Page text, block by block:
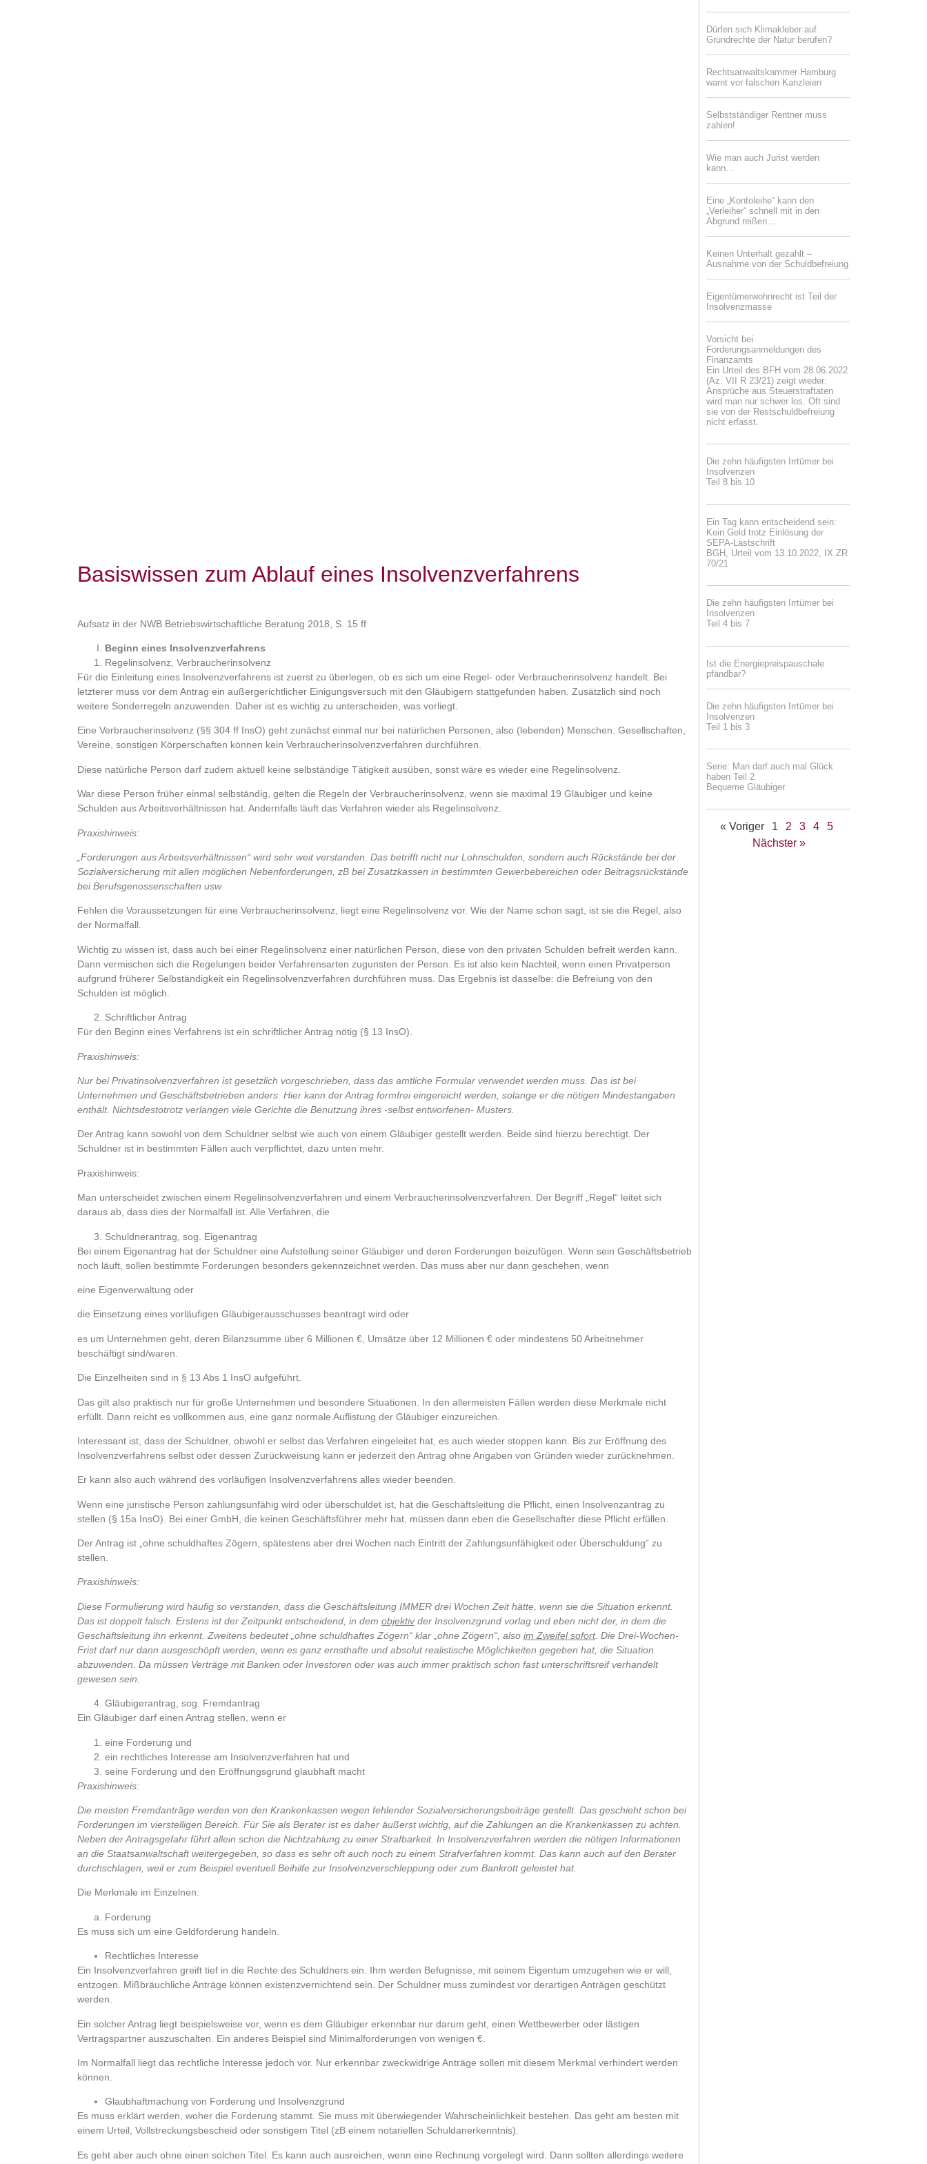
Basiswissen zum Ablauf eines Insolvenzverfahrens
Aufsatz in der NWB Betriebswirtschaftliche Beratung 2018, S. 15 ff
Beginn eines Insolvenzverfahrens
Regelinsolvenz, Verbraucherinsolvenz
Für die Einleitung eines Insolvenzverfahrens ist zuerst zu überlegen, ob es sich um eine Regel- oder Verbraucherinsolvenz handelt. Bei
letzterer muss vor dem Antrag ein außergerichtlicher Einigungsversuch mit den Gläubigern stattgefunden haben. Zusätzlich sind noch
weitere Sonderregeln anzuwenden. Daher ist es wichtig zu unterscheiden, was vorliegt.
Eine Verbraucherinsolvenz (§§ 304 ff InsO) geht zunächst einmal nur bei natürlichen Personen, also (lebenden) Menschen. Gesellschaften,
Vereine, sonstigen Körperschaften können kein Verbraucherinsolvenzverfahren durchführen.
Diese natürliche Person darf zudem aktuell keine selbständige Tätigkeit ausüben, sonst wäre es wieder eine Regelinsolvenz.
War diese Person früher einmal selbständig, gelten die Regeln der Verbraucherinsolvenz, wenn sie maximal 19 Gläubiger und keine
Schulden aus Arbeitsverhältnissen hat. Andernfalls läuft das Verfahren wieder als Regelinsolvenz.
Praxishinweis:
„Forderungen aus Arbeitsverhältnissen“ wird sehr weit verstanden. Das betrifft nicht nur Lohnschulden, sondern auch Rückstände bei der
Sozialversicherung mit allen möglichen Nebenforderungen, zB bei Zusatzkassen in bestimmten Gewerbebereichen oder Beitragsrückstände
bei Berufsgenossenschaften usw.
Fehlen die Voraussetzungen für eine Verbraucherinsolvenz, liegt eine Regelinsolvenz vor. Wie der Name schon sagt, ist sie die Regel, also
der Normalfall.
Wichtig zu wissen ist, dass auch bei einer Regelinsolvenz einer natürlichen Person, diese von den privaten Schulden befreit werden kann.
Dann vermischen sich die Regelungen beider Verfahrensarten zugunsten der Person. Es ist also kein Nachteil, wenn einen Privatperson
aufgrund früherer Selbständigkeit ein Regelinsolvenzverfahren durchführen muss. Das Ergebnis ist dasselbe: die Befreiung von den
Schulden ist möglich.
Schriftlicher Antrag
Für den Beginn eines Verfahrens ist ein schriftlicher Antrag nötig (§ 13 InsO).
Praxishinweis:
Nur bei Privatinsolvenzverfahren ist gesetzlich vorgeschrieben, dass das amtliche Formular verwendet werden muss. Das ist bei
Unternehmen und Geschäftsbetrieben anders. Hier kann der Antrag formfrei eingereicht werden, solange er die nötigen Mindestangaben
enthält. Nichtsdestotrotz verlangen viele Gerichte die Benutzung ihres -selbst entworfenen- Musters.
Der Antrag kann sowohl von dem Schuldner selbst wie auch von einem Gläubiger gestellt werden. Beide sind hierzu berechtigt. Der
Schuldner ist in bestimmten Fällen auch verpflichtet, dazu unten mehr.
Praxishinweis:
Man unterscheidet zwischen einem Regelinsolvenzverfahren und einem Verbraucherinsolvenzverfahren. Der Begriff „Regel“ leitet sich
daraus ab, dass dies der Normalfall ist. Alle Verfahren, die
Schuldnerantrag, sog. Eigenantrag
Bei einem Eigenantrag hat der Schuldner eine Aufstellung seiner Gläubiger und deren Forderungen beizufügen. Wenn sein Geschäftsbetrieb
noch läuft, sollen bestimmte Forderungen besonders gekennzeichnet werden. Das muss aber nur dann geschehen, wenn
eine Eigenverwaltung oder
die Einsetzung eines vorläufigen Gläubigerausschusses beantragt wird oder
es um Unternehmen geht, deren Bilanzsumme über 6 Millionen €, Umsätze über 12 Millionen € oder mindestens 50 Arbeitnehmer
beschäftigt sind/waren.
Die Einzelheiten sind in § 13 Abs 1 InsO aufgeführt.
Das gilt also praktisch nur für große Unternehmen und besondere Situationen. In den allermeisten Fällen werden diese Merkmale nicht
erfüllt. Dann reicht es vollkommen aus, eine ganz normale Auflistung der Gläubiger einzureichen.
Interessant ist, dass der Schuldner, obwohl er selbst das Verfahren eingeleitet hat, es auch wieder stoppen kann. Bis zur Eröffnung des
Insolvenzverfahrens selbst oder dessen Zurückweisung kann er jederzeit den Antrag ohne Angaben von Gründen wieder zurücknehmen.
Er kann also auch während des vorläufigen Insolvenzverfahrens alles wieder beenden.
Wenn eine juristische Person zahlungsunfähig wird oder überschuldet ist, hat die Geschäftsleitung die Pflicht, einen Insolvenzantrag zu
stellen (§ 15a InsO). Bei einer GmbH, die keinen Geschäftsführer mehr hat, müssen dann eben die Gesellschafter diese Pflicht erfüllen.
Der Antrag ist „ohne schuldhaftes Zögern, spätestens aber drei Wochen nach Eintritt der Zahlungsunfähigkeit oder Überschuldung“ zu
stellen.
Praxishinweis:
Diese Formulierung wird häufig so verstanden, dass die Geschäftsleitung IMMER drei Wochen Zeit hätte, wenn sie die Situation erkennt.
Das ist doppelt falsch. Erstens ist der Zeitpunkt entscheidend, in dem objektivder Insolvenzgrund vorlag und eben nicht der, in dem die
Geschäftsleitung ihn erkennt. Zweitens bedeutet „ohne schuldhaftes Zögern“ klar „ohne Zögern“, also im Zweifel sofort. Die Drei-Wochen-
Frist darf nur dann ausgeschöpft werden, wenn es ganz ernsthafte und absolut realistische Möglichkeiten gegeben hat, die Situation
abzuwenden. Da müssen Verträge mit Banken oder Investoren oder was auch immer praktisch schon fast unterschriftsreif verhandelt
gewesen sein.
Gläubigerantrag, sog. Fremdantrag
Ein Gläubiger darf einen Antrag stellen, wenn er
eine Forderung und
ein rechtliches Interesse am Insolvenzverfahren hat und
seine Forderung und den Eröffnungsgrund glaubhaft macht
Praxishinweis:
Die meisten Fremdanträge werden von den Krankenkassen wegen fehlender Sozialversicherungsbeiträge gestellt. Das geschieht schon bei
Forderungen im vierstelligen Bereich. Für Sie als Berater ist es daher äußerst wichtig, auf die Zahlungen an die Krankenkassen zu achten.
Neben der Antragsgefahr führt allein schon die Nichtzahlung zu einer Strafbarkeit. In Insolvenzverfahren werden die nötigen Informationen
an die Staatsanwaltschaft weitergegeben, so dass es sehr oft auch noch zu einem Strafverfahren kommt. Das kann auch auf den Berater
durchschlagen, weil er zum Beispiel eventuell Beihilfe zur Insolvenzverschleppung oder zum Bankrott geleistet hat.
Die Merkmale im Einzelnen:
Forderung
Es muss sich um eine Geldforderung handeln.
Rechtliches Interesse
Ein Insolvenzverfahren greift tief in die Rechte des Schuldners ein. Ihm werden Befugnisse, mit seinem Eigentum umzugehen wie er will,
entzogen. Mißbräuchliche Anträge können existenzvernichtend sein. Der Schuldner muss zumindest vor derartigen Anträgen geschützt
werden.
Ein solcher Antrag liegt beispielsweise vor, wenn es dem Gläubiger erkennbar nur darum geht, einen Wettbewerber oder lästigen
Vertragspartner auszuschalten. Ein anderes Beispiel sind Minimalforderungen von wenigen €.
Im Normalfall liegt das rechtliche Interesse jedoch vor. Nur erkennbar zweckwidrige Anträge sollen mit diesem Merkmal verhindert werden
können.
Glaubhaftmachung von Forderung und Insolvenzgrund
Es muss erklärt werden, woher die Forderung stammt. Sie muss mit überwiegender Wahrscheinlichkeit bestehen. Das geht am besten mit
einem Urteil, Vollstreckungsbescheid oder sonstigem Titel (zB einem notariellen Schuldanerkenntnis).
Es geht aber auch ohne einen solchen Titel. Es kann auch ausreichen, wenn eine Rechnung vorgelegt wird. Dann sollten allerdings weitere
Dürfen sich Klimakleber auf
Grundrechte der Natur berufen?
Rechtsanwaltskammer Hamburg
warnt vor falschen Kanzleien
Selbstständiger Rentner muss
zahlen!
Wie man auch Jurist werden
kann…
Eine „Kontoleihe“ kann den
„Verleiher“ schnell mit in den
Abgrund reißen…
Keinen Unterhalt gezahlt –
Ausnahme von der Schuldbefreiung
Eigentümerwohnrecht ist Teil der
Insolvenzmasse
Vorsicht bei
Forderungsanmeldungen des
Finanzamts
Ein Urteil des BFH vom 28.06.2022
(Az. VII R 23/21) zeigt wieder:
Ansprüche aus Steuerstraftaten
wird man nur schwer los. Oft sind
sie von der Restschuldbefreiung
nicht erfasst.
Die zehn häufigsten Irrtümer bei
Insolvenzen
Teil 8 bis 10
Ein Tag kann entscheidend sein:
Kein Geld trotz Einlösung der
SEPA-Lastschrift
BGH, Urteil vom 13.10.2022, IX ZR
70/21
Die zehn häufigsten Irrtümer bei
Insolvenzen
Teil 4 bis 7
Ist die Energiepreispauschale
pfändbar?
Die zehn häufigsten Irrtümer bei
Insolvenzen
Teil 1 bis 3
Serie: Man darf auch mal Glück
haben Teil 2
Bequeme Gläubiger
« Voriger 1 2 3 4
5
Nächster »